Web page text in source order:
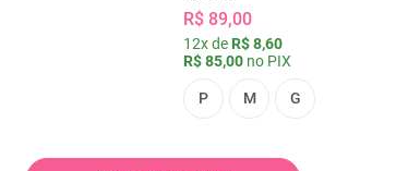
R$ 89,00
12x de R$ 8,60
R$ 85,00 no PIX
P M G